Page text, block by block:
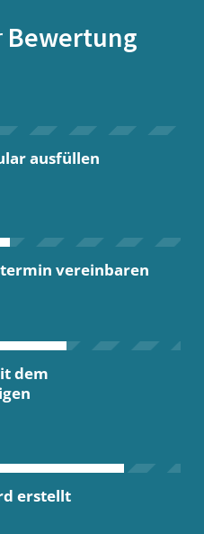
Bewertung
ausfüllen
vereinbaren
dem
erstellt